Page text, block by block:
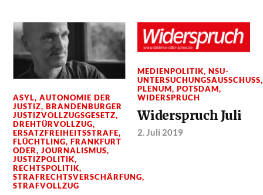
ASYL,AUTONOMIE DER
JUSTIZ,BRANDENBURGER
JUSTIZVOLLZUGSGESETZ,
DREHTÜRVOLLZUG,
ERSATZFREIHEITSSTRAFE,
FLÜCHTLING,FRANKFURT
ODER,JOURNALISMUS,
JUSTIZPOLITIK,
RECHTSPOLITIK,
STRAFRECHTSVERSCHÄRFUNG,
STRAFVOLLZUG
MEDIENPOLITIK,NSU-
UNTERSUCHUNGSAUSSCHUSS,
PLENUM,POTSDAM,
WIDERSPRUCH
Widerspruch Juli
2. Juli 2019